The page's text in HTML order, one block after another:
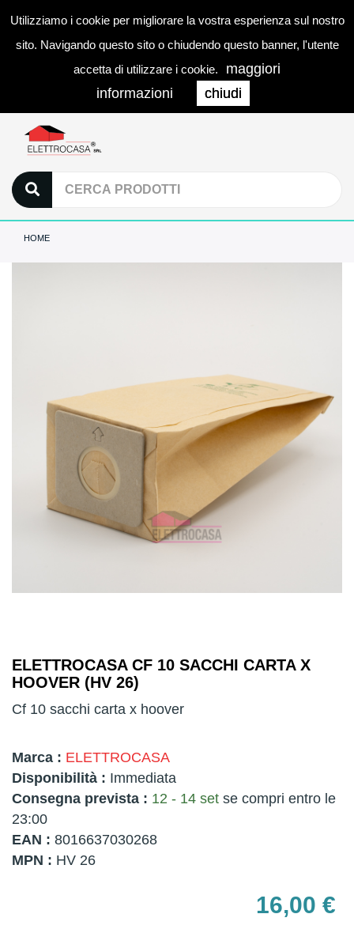
Utilizziamo i cookie per migliorare la vostra esperienza sul nostro
sito. Navigando questo sito o chiudendo questo banner, l'utente
accetta di utilizzare i cookie.
maggiori
informazioni
chiudi
0
HOME
ELETTROCASA CF 10 SACCHI CARTA X
HOOVER (HV 26)
Cf 10 sacchi carta x hoover
Marca : ELETTROCASA
Disponibilità : Immediata
Consegna prevista : 12 - 14 set se compri entro le
23:00
EAN : 8016637030268
MPN : HV 26
16,00 €